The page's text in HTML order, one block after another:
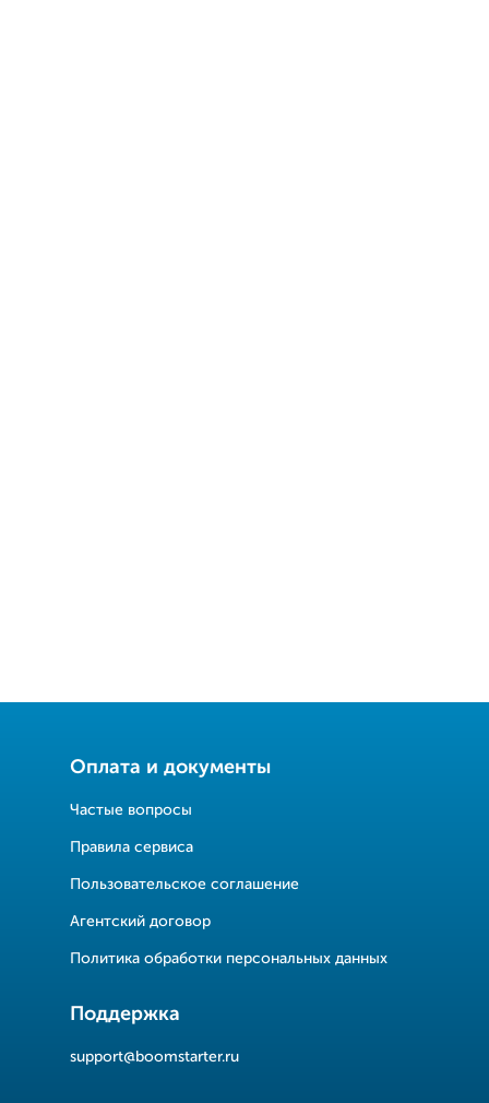
Оплата и документы
Частые вопросы
Правила сервиса
Пользовательское соглашение
Агентский договор
Политика обработки персональных данных
Поддержка
support@boomstarter.ru